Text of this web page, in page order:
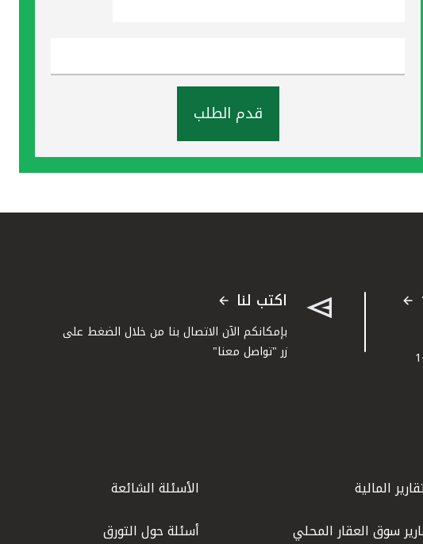
قدم الطلب
اكتب لنا
بإمكانكم الآن الاتصال بنا من خلال الضغط على
زر "تواصل معنا"
المالية
سوق العقار المحلي
الأسئلة الشائعة
أسئلة حول التورق